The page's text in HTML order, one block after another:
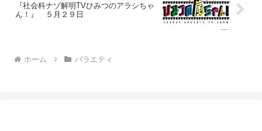
『社会科ナゾ解明TVひみつのアラシちゃ
ん！』 ５月２９日
ホーム バラエティ